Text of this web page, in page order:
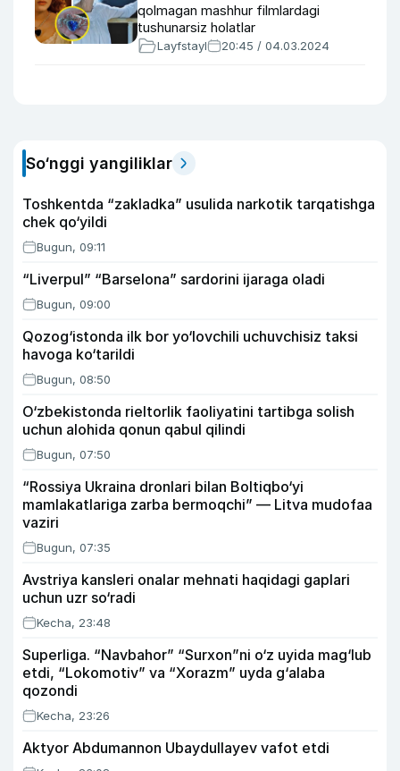
qolmagan mashhur filmlardagi
tushunarsiz holatlar
Layfstayl 20:45 / 04.03.2024
So‘nggi yangiliklar
Toshkentda “zakladka” usulida narkotik tarqatishga
chek qo‘yildi
Bugun, 09:11
“Liverpul” “Barselona” sardorini ijaraga oladi
Bugun, 09:00
Qozog‘istonda ilk bor yo‘lovchili uchuvchisiz taksi
havoga ko‘tarildi
Bugun, 08:50
O‘zbekistonda rieltorlik faoliyatini tartibga solish
uchun alohida qonun qabul qilindi
Bugun, 07:50
“Rossiya Ukraina dronlari bilan Boltiqbo‘yi
mamlakatlariga zarba bermoqchi” — Litva mudofaa
vaziri
Bugun, 07:35
Avstriya kansleri onalar mehnati haqidagi gaplari
uchun uzr so‘radi
Kecha, 23:48
Superliga. “Navbahor” “Surxon”ni o‘z uyida mag‘lub
etdi, “Lokomotiv” va “Xorazm” uyda g‘alaba
qozondi
Kecha, 23:26
Aktyor Abdu­mannon Ubaydullayev vafot etdi